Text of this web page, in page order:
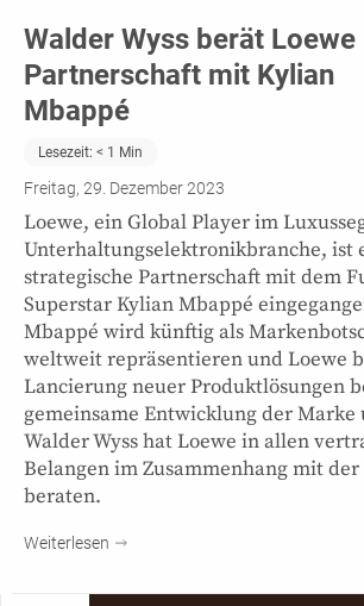
Walder Wyss berät Loewe
Partnerschaft mit Kylian
Mbappé
Lesezeit: < 1 Min
Freitag, 29. Dezember 2023
Loewe, ein Global Player im
Unterhaltungselektronikbranche, ist
strategische Partnerschaft mit dem
Superstar Kylian Mbappé
Mbappé wird künftig als
weltweit repräsentieren und Loewe
Lancierung neuer Produktlösungen
gemeinsame Entwicklung der
Walder Wyss hat Loewe in allen
Belangen im Zusammenhang mit
beraten.
Weiterlesen